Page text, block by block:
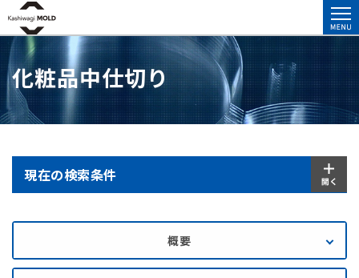
化粧品中仕切り
現在の検索条件
概要